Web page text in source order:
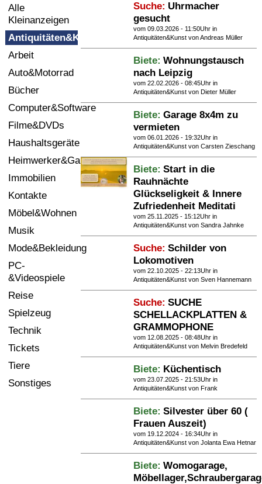
Kultur
Sport
Termine
Kostenlos
Alle
Kleinanzeigen
Antiquitäten&Kunst
Arbeit
Auto&Motorrad
Bücher
Computer&Software
Filme&DVDs
Haushaltsgeräte
Heimwerker&Garten
Immobilien
Kontakte
Möbel&Wohnen
Musik
Mode&Bekleidung
PC-
&Videospiele
Reise
Spielzeug
Technik
Tickets
Tiere
Sonstiges
Suche: Uhrmacher
gesucht
vom 09.03.2026 - 11:50Uhr in
Antiquitäten&Kunst von Andreas Müller
Biete: Wohnungstausch
nach Leipzig
vom 22.02.2026 - 08:45Uhr in
Antiquitäten&Kunst von Dieter Müller
Biete: Garage 8x4m zu
vermieten
vom 06.01.2026 - 19:32Uhr in
Antiquitäten&Kunst von Carsten Zieschang
Biete: Start in die
Rauhnächte
Glückseligkeit & Innere
Zufriedenheit Meditati
vom 25.11.2025 - 15:12Uhr in
Antiquitäten&Kunst von Sandra Jahnke
Suche: Schilder von
Lokomotiven
vom 22.10.2025 - 22:13Uhr in
Antiquitäten&Kunst von Sven Hannemann
Suche: SUCHE
SCHELLACKPLATTEN &
GRAMMOPHONE
vom 12.08.2025 - 08:48Uhr in
Antiquitäten&Kunst von Melvin Bredefeld
Biete: Küchentisch
vom 23.07.2025 - 21:53Uhr in
Antiquitäten&Kunst von Frank
Biete: Silvester über 60 (
Frauen Auszeit)
vom 19.12.2024 - 16:34Uhr in
Antiquitäten&Kunst von Jolanta Ewa Hetnar
Biete: Womogarage,